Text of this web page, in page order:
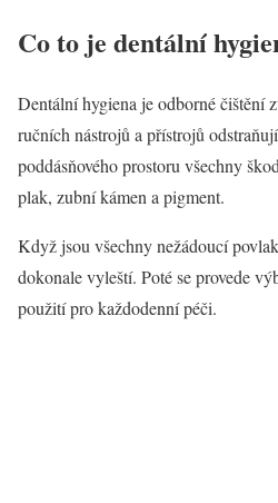
Co to je dentální
Dentální hygiena je odborné čištění
ručních nástrojů a přístrojů
poddásňového prostoru všechny
plak, zubní kámen a pigment.
Když jsou všechny nežádoucí
dokonale vyleští. Poté se provede
použití pro každodenní péči.